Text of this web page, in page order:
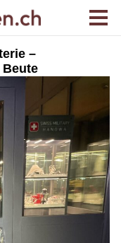
–